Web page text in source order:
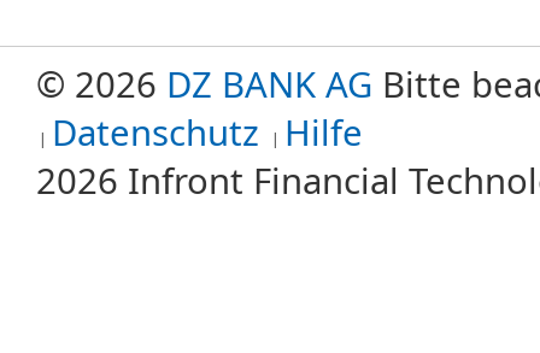
© 2026 DZ BANK AG Bitte
Datenschutz Hilfe
2026 Infront Financial